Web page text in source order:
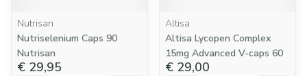
Nutrisan
Nutriselenium Caps 90
Nutrisan
€ 29,95
Altisa
Altisa Lycopen Complex
15mg Advanced V-caps 60
€ 29,00